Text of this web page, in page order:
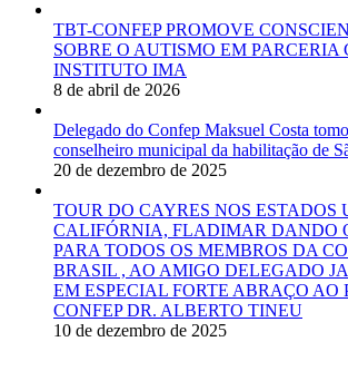
TBT-CONFEP PROMOVE
SOBRE O AUTISMO EM PARCERIA
INSTITUTO IMA
8 de abril de 2026
Delegado do Confep Maksuel Costa
conselheiro municipal da habilitação de
20 de dezembro de 2025
TOUR DO CAYRES NOS ESTADOS
CALIFÓRNIA, FLADIMAR DANDO
PARA TODOS OS MEMBROS DA
BRASIL , AO AMIGO DELEGADO
EM ESPECIAL FORTE ABRAÇO AO
CONFEP DR. ALBERTO TINEU
10 de dezembro de 2025